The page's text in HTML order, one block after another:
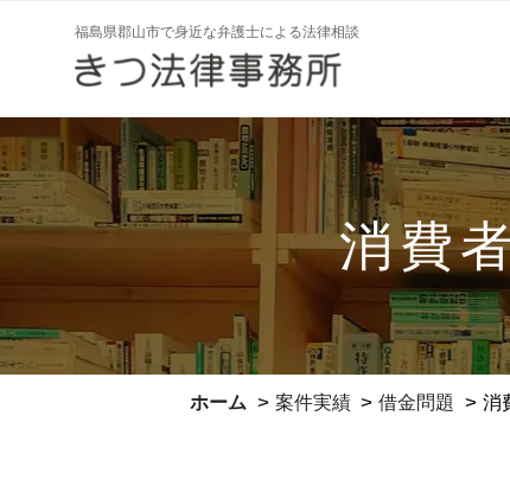
ン
ツ
へ
ス
福島県郡山市で身近な弁護士による法律相談
消費
ホーム > 案件実績 > 借金問題 > 消